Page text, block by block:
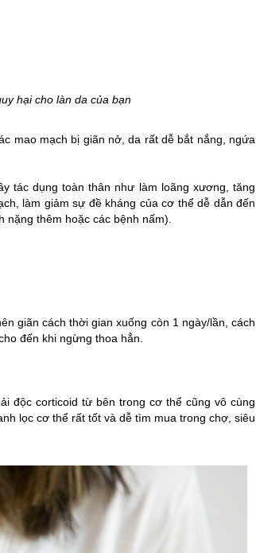
hại cho làn da của bạn
mao mạch bị giãn nở, da rất dễ bắt nắng, ngứa
tác dụng toàn thân như làm loãng xương, tăng
làm giảm sự đề kháng của cơ thể dễ dẫn đến
thêm hoặc các bệnh nấm).
giãn cách thời gian xuống còn 1 ngày/lần, cách
đến khi ngừng thoa hẳn.
độc corticoid từ bên trong cơ thể cũng vô cùng
lọc cơ thể rất tốt và dễ tìm mua trong chợ, siêu